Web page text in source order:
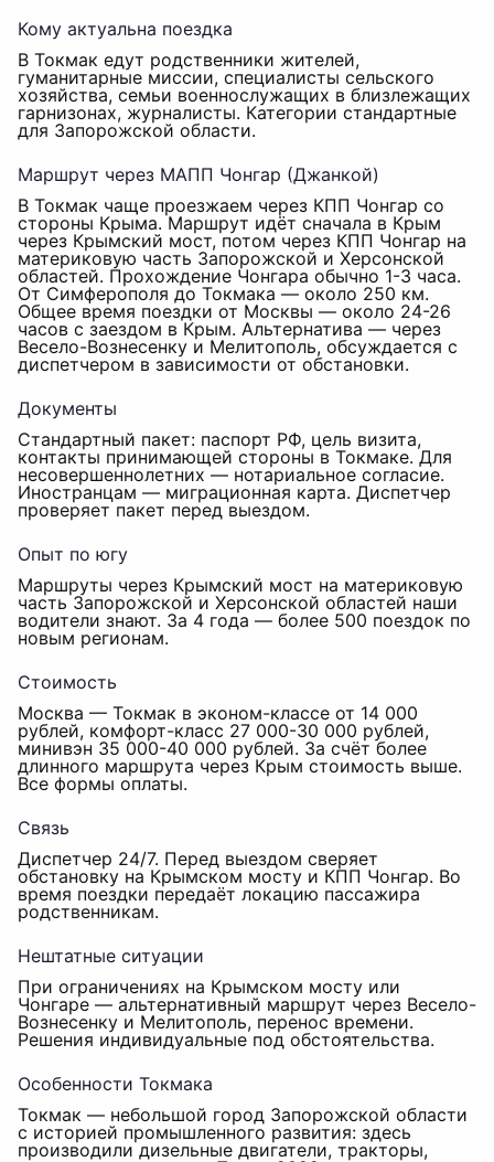
Кому актуальна поездка
В Токмак едут родственники жителей,
гуманитарные миссии, специалисты сельского
хозяйства, семьи военнослужащих в близлежащих
гарнизонах, журналисты. Категории стандартные
для Запорожской области.
Маршрут через МАПП Чонгар (Джанкой)
В Токмак чаще проезжаем через КПП Чонгар со
стороны Крыма. Маршрут идёт сначала в Крым
через Крымский мост, потом через КПП Чонгар на
материковую часть Запорожской и Херсонской
областей. Прохождение Чонгара обычно 1-3 часа.
От Симферополя до Токмака — около 250 км.
Общее время поездки от Москвы — около 24-26
часов с заездом в Крым. Альтернатива — через
Весело-Вознесенку и Мелитополь, обсуждается с
диспетчером в зависимости от обстановки.
Документы
Стандартный пакет: паспорт РФ, цель визита,
контакты принимающей стороны в Токмаке. Для
несовершеннолетних — нотариальное согласие.
Иностранцам — миграционная карта. Диспетчер
проверяет пакет перед выездом.
Опыт по югу
Маршруты через Крымский мост на материковую
часть Запорожской и Херсонской областей наши
водители знают. За 4 года — более 500 поездок по
новым регионам.
Стоимость
Москва — Токмак в эконом-классе от 14 000
рублей, комфорт-класс 27 000-30 000 рублей,
минивэн 35 000-40 000 рублей. За счёт более
длинного маршрута через Крым стоимость выше.
Все формы оплаты.
Связь
Диспетчер 24/7. Перед выездом сверяет
обстановку на Крымском мосту и КПП Чонгар. Во
время поездки передаёт локацию пассажира
родственникам.
Нештатные ситуации
При ограничениях на Крымском мосту или
Чонгаре — альтернативный маршрут через Весело-
Вознесенку и Мелитополь, перенос времени.
Решения индивидуальные под обстоятельства.
Особенности Токмака
Токмак — небольшой город Запорожской области
с историей промышленного развития: здесь
производили дизельные двигатели, тракторы,